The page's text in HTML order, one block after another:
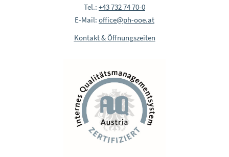
Tel.: +43 732 74 70-0
E-Mail: office@ph-ooe.at
Kontakt & Öffnungszeiten